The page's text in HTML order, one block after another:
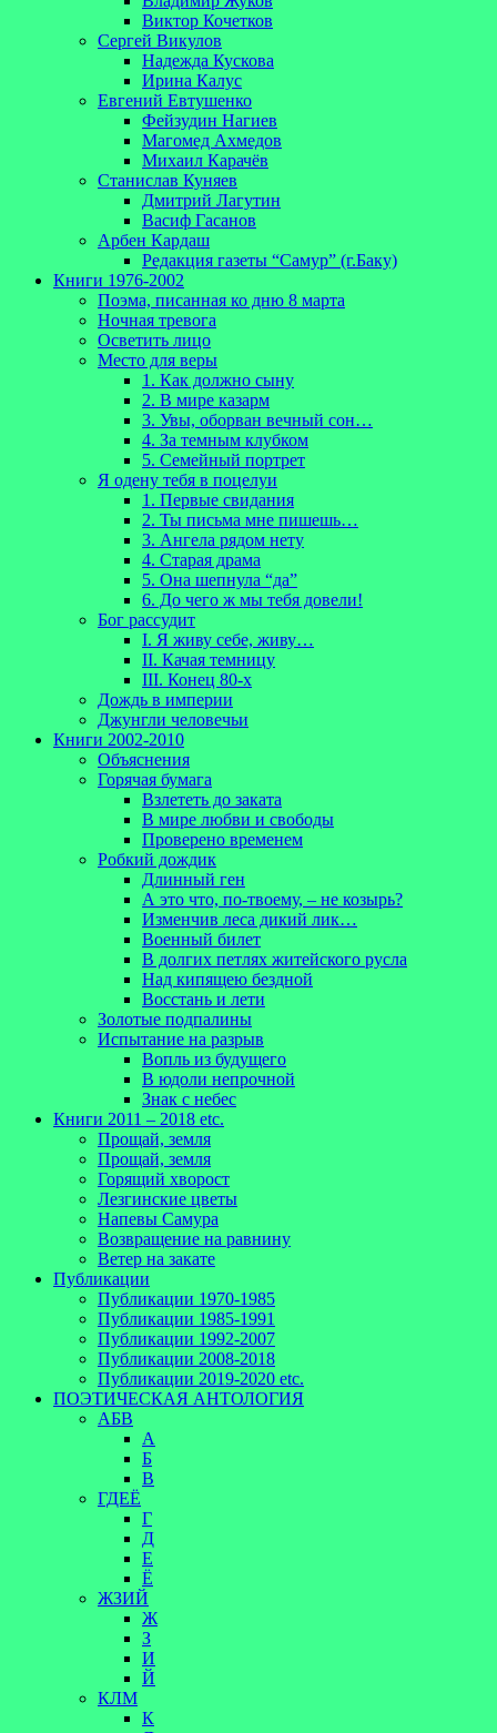
Виктор Кочетков
Сергей Викулов
Надежда Кускова
Ирина Калус
Евгений Евтушенко
Фейзудин Нагиев
Магомед Ахмедов
Михаил Карачёв
Станислав Куняев
Дмитрий Лагутин
Васиф Гасанов
Арбен Кардаш
Редакция газеты “Самур” (г.Баку)
Книги 1976-2002
Поэма, писанная ко дню 8 марта
Ночная тревога
Осветить лицо
Место для веры
1. Как должно сыну
2. В мире казарм
3. Увы, оборван вечный сон…
4. За темным клубком
5. Семейный портрет
Я одену тебя в поцелуи
1. Первые свидания
2. Ты письма мне пишешь…
3. Ангела рядом нету
4. Старая драма
5. Она шепнула “да”
6. До чего ж мы тебя довели!
Бог рассудит
I. Я живу себе, живу…
II. Качая темницу
III. Конец 80-х
Дождь в империи
Джунгли человечьи
Книги 2002-2010
Объяснения
Горячая бумага
Взлететь до заката
В мире любви и свободы
Проверено временем
Робкий дождик
Длинный ген
А это что, по-твоему, – не козырь?
Изменчив леса дикий лик…
Военный билет
В долгих петлях житейского русла
Над кипящею бездной
Восстань и лети
Золотые подпалины
Испытание на разрыв
Вопль из будущего
В юдоли непрочной
Знак с небес
Книги 2011 – 2018 etc.
Прощай, земля
Прощай, земля
Горящий хворост
Лезгинские цветы
Напевы Самура
Возвращение на равнину
Ветер на закате
Публикации
Публикации 1970-1985
Публикации 1985-1991
Публикации 1992-2007
Публикации 2008-2018
Публикации 2019-2020 etc.
ПОЭТИЧЕСКАЯ АНТОЛОГИЯ
АБВ
А
Б
В
ГДЕЁ
Г
Д
Е
Ё
ЖЗИЙ
Ж
З
И
Й
КЛМ
К